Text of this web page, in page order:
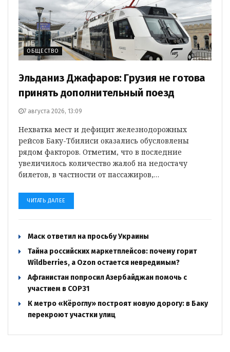
ОБЩЕСТВО
Эльданиз Джафаров: Грузия не готова
принять дополнительный поезд
7 августа 2026, 13:09
Нехватка мест и дефицит железнодорожных
рейсов Баку-Тбилиси оказались обусловлены
рядом факторов. Отметим, что в последние
увеличилось количество жалоб на недостачу
билетов, в частности от пассажиров,…
ЧИТАТЬ ДАЛЕЕ
Маск ответил на просьбу Украины
Тайна российских маркетплейсов: почему горит
Wildberries, а Ozon остается невредимым?
Афганистан попросил Азербайджан помочь с
участием в COP31
К метро «Кёроглу» построят новую дорогу: в Баку
перекроют участки улиц